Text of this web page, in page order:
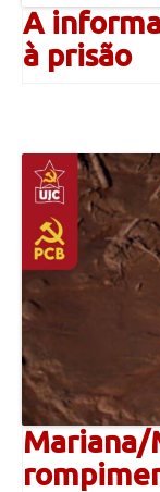
A
à prisão
Mariana/